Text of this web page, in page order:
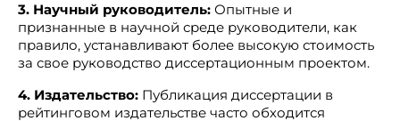
3. Научный руководитель: Опытные и
признанные в научной среде руководители, как
правило, устанавливают более высокую стоимость
за свое руководство диссертационным проектом.
4. Издательство: Публикация диссертации в
рейтинговом издательстве часто обходится